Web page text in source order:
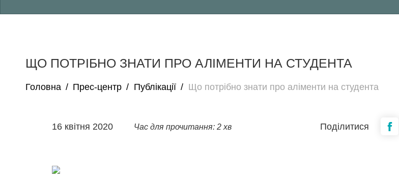
ЩО ПОТРІБНО ЗНАТИ ПРО АЛІМЕНТИ НА СТУДЕНТА
Головна / Прес-центр / Публікації / Що потрібно знати про аліменти на студента
16 квітня 2020 Час для прочитання: 2 хв Поділитися